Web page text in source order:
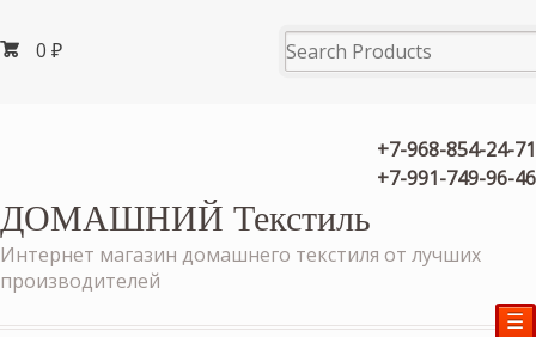
0 ₽
+7-968-854-24-71
+7-991-749-96-46
ДОМАШНИЙ Текстиль
Интернет магазин домашнего текстиля от лучших
производителей
☰